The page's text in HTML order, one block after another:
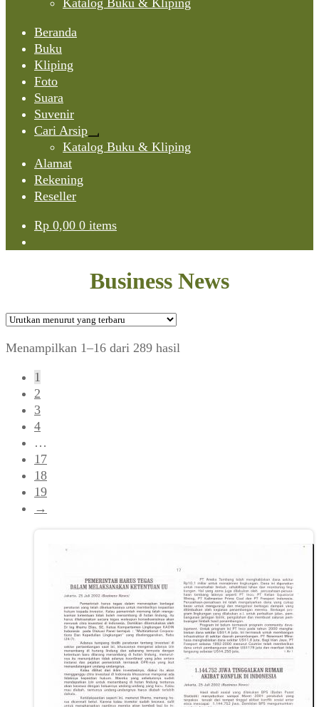
Katalog Buku & Kliping
Beranda
Buku
Kliping
Foto
Suara
Suvenir
Cari Arsip
Expand
child
Katalog Buku & Kliping
Alamat
Rekening
Reseller
Rp 0,00 0 items
Business News
Menampilkan 1–16 dari 289 hasil
1
2
3
4
…
17
18
19
→